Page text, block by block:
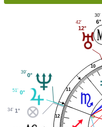
10
11
12
6°
30'
12°
42'
0°
39'
0°
51'
1°
34'